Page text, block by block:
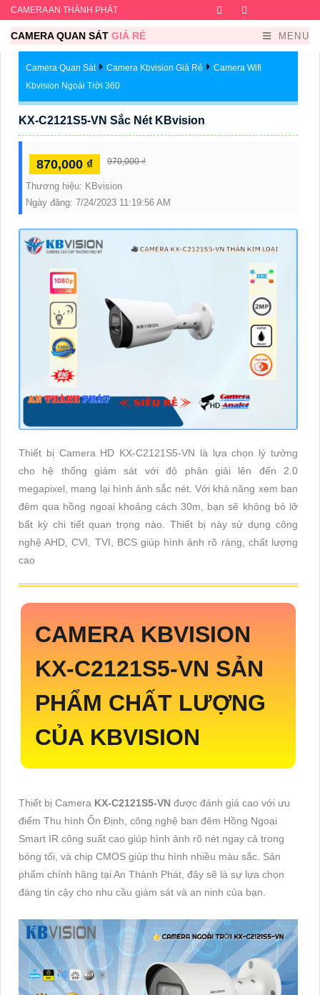
CAMERA AN THÀNH PHÁT Facebook
CAMERA QUAN SÁT GIÁ RẺ MENU
Camera Quan Sát Camera Kbvision Giá Rẻ
Camera Wifi
Kbvision Ngoài Trời 360
KX-C2121S5-VN Sắc Nét KBvision
870,000 ₫ 970,000 ₫
Thương hiệu: KBvision
Ngày đăng: 7/24/2023 11:19:56 AM
Thiết bị Camera HD KX-C2121S5-VN là lựa chọn lý tưởng
cho hệ thống giám sát với độ phân giải lên đến 2.0
megapixel, mang lại hình ảnh sắc nét. Với khả năng xem ban
đêm qua hồng ngoại khoảng cách 30m, bạn sẽ không bỏ lỡ
bất kỳ chi tiết quan trọng nào. Thiết bị này sử dụng công
nghệ AHD, CVI, TVI, BCS giúp hình ảnh rõ ràng, chất lượng
cao
CAMERA KBVISION
KX-C2121S5-VN SẢN
PHẨM CHẤT LƯỢNG
CỦA KBVISION
Thiết bị Camera KX-C2121S5-VN được đánh giá cao với ưu
điểm Thu hình Ổn Định, công nghệ ban đêm Hồng Ngoại
Smart IR công suất cao giúp hình ảnh rõ nét ngay cả trong
bóng tối, và chip CMOS giúp thu hình nhiều màu sắc. Sản
phẩm chính hãng tại An Thành Phát, đây sẽ là sự lựa chọn
đáng tin cậy cho nhu cầu giám sát và an ninh của bạn.